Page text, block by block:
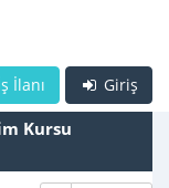
Giriş
İlanı
Kursu